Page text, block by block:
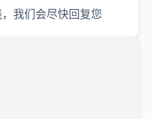
我们会尽快回复您